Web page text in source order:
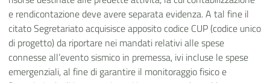
e rendicontazione deve avere separata evidenza. A tal fine il
citato Segretariato acquisisce apposito codice CUP (codice unico
di progetto) da riportare nei mandati relativi alle spese
connesse all’evento sismico in premessa, ivi incluse le spese
emergenziali, al fine di garantire il monitoraggio fisico e